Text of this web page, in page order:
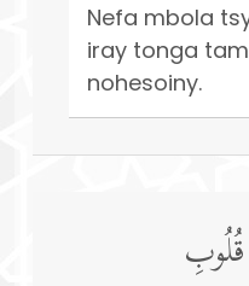
Nefa mbola
iray tonga
nohesoiny.